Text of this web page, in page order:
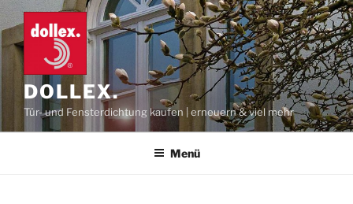
Zum
Inhalt
springen
DOLLEX.
Tür- und Fensterdichtung kaufen | erneuern & viel mehr
Menü